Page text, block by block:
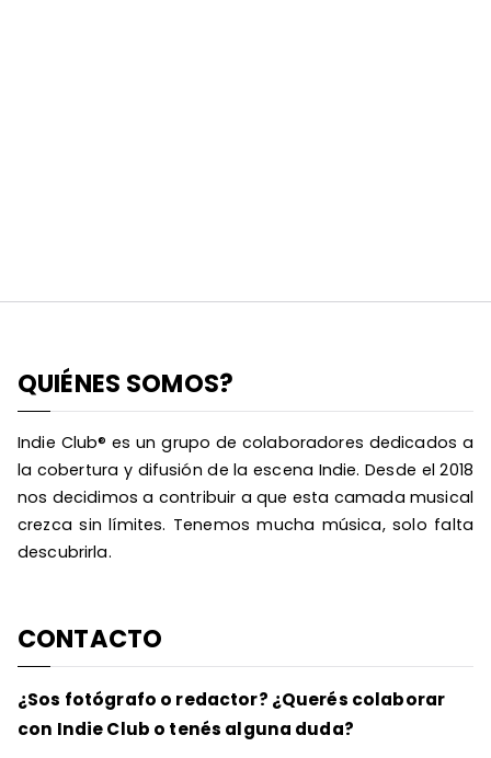
QUIÉNES SOMOS?
Indie Club® es un grupo de colaboradores dedicados a
la cobertura y difusión de la escena Indie. Desde el 2018
nos decidimos a contribuir a que esta camada musical
crezca sin límites. Tenemos mucha música, solo falta
descubrirla.
CONTACTO
¿Sos fotógrafo o redactor? ¿Querés colaborar
con Indie Club o tenés alguna duda?